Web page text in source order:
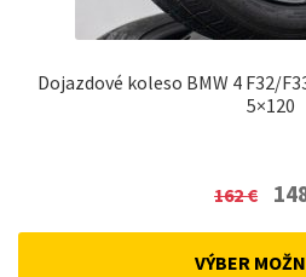
Dojazdové koleso BMW 4 F32/
5×120
162€
was:
VÝBER